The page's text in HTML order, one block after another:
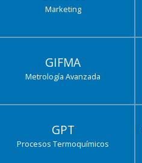
Marketing
GIFMA
Metrología Avanzada
GPT
Procesos Termoquímicos